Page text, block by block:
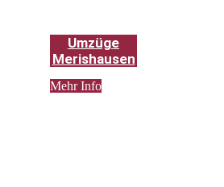
Umzüge
Merishausen
Mehr Info